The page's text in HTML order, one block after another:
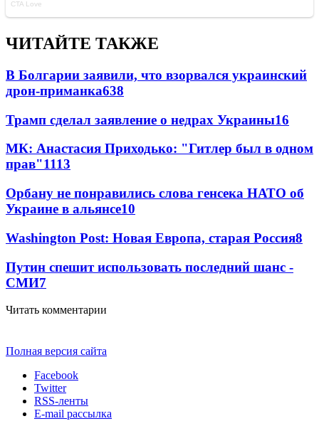
ЧИТАЙТЕ ТАКЖЕ
В Болгарии заявили, что взорвался украинский
дрон-приманка638
Трамп сделал заявление о недрах Украины16
МК: Анастасия Приходько: "Гитлер был в одном
прав"1113
Орбану не понравились слова генсека НАТО об
Украине в альянсе10
Washington Post: Новая Европа, старая Россия8
Путин спешит использовать последний шанс -
СМИ7
Читать комментарии
Полная версия сайта
Facebook
Twitter
RSS-ленты
E-mail рассылка